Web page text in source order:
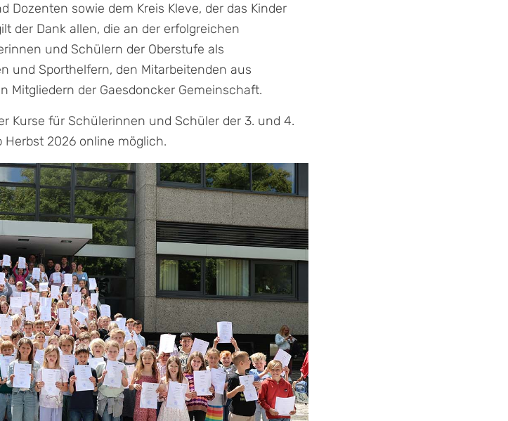
Dozenten sowie dem Kreis Kleve, der das Kinder
der Dank allen, die an der erfolgreichen
und Schülern der Oberstufe als
und Sporthelfern, den Mitarbeitenden aus
Mitgliedern der Gaesdoncker Gemeinschaft.
Kurse für Schülerinnen und Schüler der 3. und 4.
Herbst 2026 online möglich.